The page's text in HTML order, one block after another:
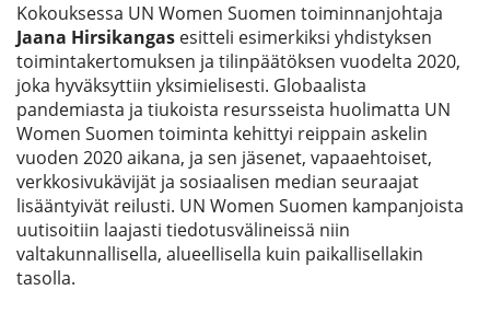
Kokouksessa UN Women Suomen toiminnanjohtaja
Jaana Hirsikangas esitteli esimerkiksi yhdistyksen
toimintakertomuksen ja tilinpäätöksen vuodelta 2020,
joka hyväksyttiin yksimielisesti. Globaalista
pandemiasta ja tiukoista resursseista huolimatta UN
Women Suomen toiminta kehittyi reippain askelin
vuoden 2020 aikana, ja sen jäsenet, vapaaehtoiset,
verkkosivukävijät ja sosiaalisen median seuraajat
lisääntyivät reilusti. UN Women Suomen kampanjoista
uutisoitiin laajasti tiedotusvälineissä niin
valtakunnallisella, alueellisella kuin paikallisellakin
tasolla.